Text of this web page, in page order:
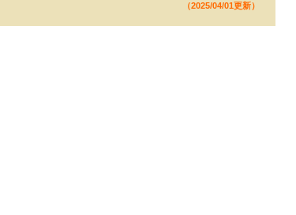
（2025/04/01更新）